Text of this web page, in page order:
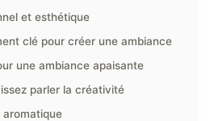
et esthétique
clé pour créer une ambiance
une ambiance apaisante
parler la créativité
aromatique